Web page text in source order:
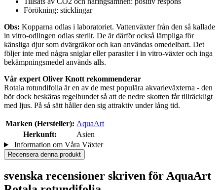
Förökning: sticklingar
Obs: Kopparna odlas i laboratoriet. Vattenväxter från den så kallade
in vitro-odlingen odlas sterilt. De är därför också lämpliga för
känsliga djur som dvärgräkor och kan användas omedelbart. Det
följer inte med några sniglar eller parasiter i in vitro-växter och inga
bekämpningsmedel används alls.
Vår expert Oliver Knott rekommenderar
Rotala rotundifolia är en av de mest populära akvarieväxterna - den
bör dock beskäras regelbundet så att de nedre skotten får tillräckligt
med ljus. På så sätt håller den sig attraktiv under lång tid.
Marken (Hersteller): AquaArt
Herkunft:
Asien
Information om Våra Växter
Recensera denna produkt
svenska recensioner skriven för AquaArt